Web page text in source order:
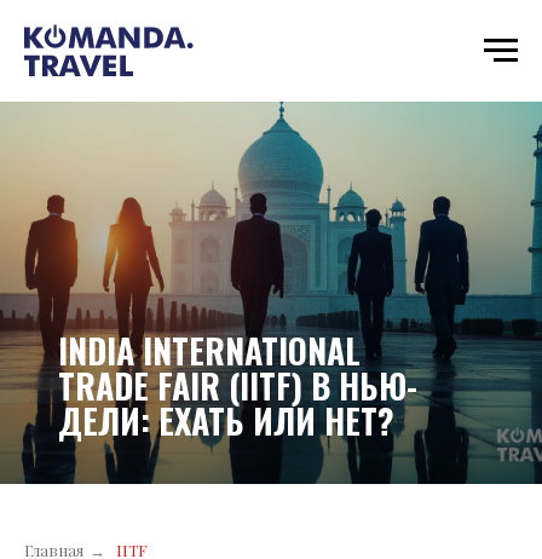
INDIA INTERNATIONAL
TRADE FAIR (IITF) В НЬЮ-
ДЕЛИ: ЕХАТЬ ИЛИ НЕТ?
Главная → IITF